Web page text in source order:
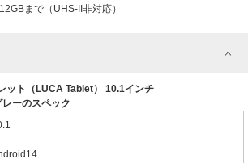
まで（UHS-II非対応）
ット（LUCA Tablet） 10.1インチ
ーのスペック